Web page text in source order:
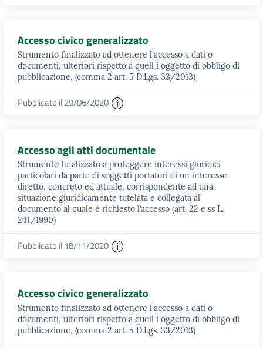
Accesso civico generalizzato
Strumento finalizzato ad ottenere l'accesso a dati o
documenti, ulteriori rispetto a quell i oggetto di obbligo di
pubblicazione, (comma 2 art. 5 D.Lgs. 33/2013)
Pubblicato il 29/06/2020
Accesso agli atti documentale
Strumento finalizzato a proteggere interessi giuridici
particolari da parte di soggetti portatori di un interesse
diretto, concreto ed attuale, corrispondente ad una
situazione giuridicamente tutelata e collegata al
documento al quale è richiesto l’accesso (art. 22 e ss L.
241/1990)
Pubblicato il 18/11/2020
Accesso civico generalizzato
Strumento finalizzato ad ottenere l'accesso a dati o
documenti, ulteriori rispetto a quell i oggetto di obbligo di
pubblicazione, (comma 2 art. 5 D.Lgs. 33/2013)